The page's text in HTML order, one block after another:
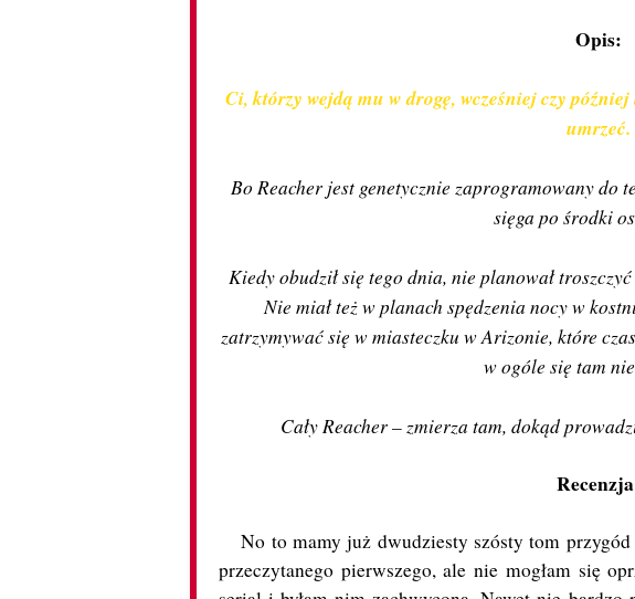
Opis:
Ci, którzy wejdą mu w drogę, wcześniej czy
umrzeć.
Bo Reacher jest genetycznie zaprogramowany do
sięga po środki
Kiedy obudził się tego dnia, nie planował
Nie miał też w planach spędzenia nocy w
zatrzymywać się w miasteczku w Arizonie, które
w ogóle się tam
Cały Reacher – zmierza tam, dokąd
No to mamy już dwudziesty szósty tom
przeczytanego pierwszego, ale nie mogłam się